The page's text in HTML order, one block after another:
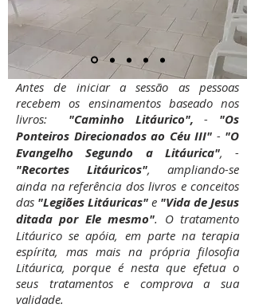
Antes de iniciar a sessão as pessoas
recebem os ensinamentos baseado nos
livros:
"Caminho Litáurico", - "Os
Ponteiros Direcionados ao Céu III" - "O
Evangelho Segundo a Litáurica", -
"Recortes Litáuricos", ampliando-se
ainda na referência dos livros e conceitos
das "Legiões Litáuricas" e "Vida de Jesus
ditada por Ele mesmo". O tratamento
Litáurico se apóia, em parte na terapia
espírita, mas mais na própria filosofia
Litáurica, porque é nesta que efetua o
seus tratamentos e comprova a sua
validade.